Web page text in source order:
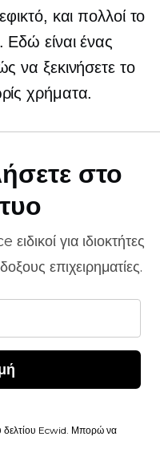
και πολλοί το
Εδώ είναι ένας
να ξεκινήσετε το
χρήματα.
στο
ειδικοί για ιδιοκτήτες
επιχειρηματίες.
δελτίου Ecwid. Μπορώ να